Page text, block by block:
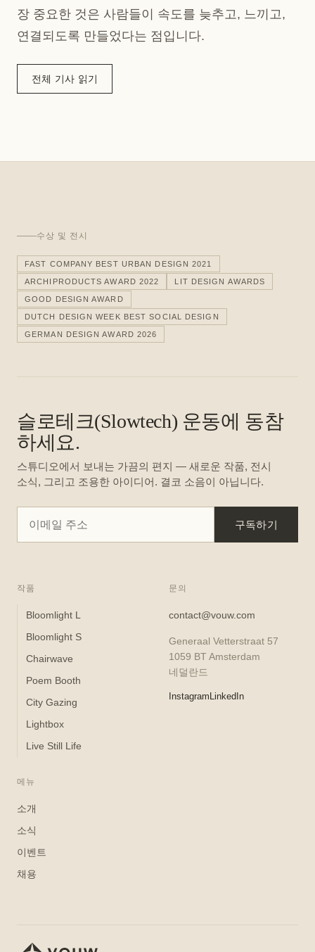
장 중요한 것은 사람들이 속도를 늦추고, 느끼고,
연결되도록 만들었다는 점입니다.
전체 기사 읽기
수상 및 전시
FAST COMPANY BEST URBAN DESIGN 2021
ARCHIPRODUCTS AWARD 2022 LIT DESIGN AWARDS
GOOD DESIGN AWARD
DUTCH DESIGN WEEK BEST SOCIAL DESIGN
GERMAN DESIGN AWARD 2026
슬로테크(Slowtech) 운동에 동참
하세요.
스튜디오에서 보내는 가끔의 편지 — 새로운 작품, 전시
소식, 그리고 조용한 아이디어. 결코 소음이 아닙니다.
구독하기
작품
Bloomlight L
Bloomlight S
Chairwave
Poem Booth
City Gazing
Lightbox
Live Still Life
메뉴
소개
소식
이벤트
채용
문의
contact@vouw.com
Generaal Vetterstraat 57
1059 BT Amsterdam
네덜란드
Instagram LinkedIn